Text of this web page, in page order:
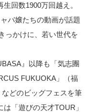
生回数1900万回越え。
バ嬢たちの動画が話題
っかけに、若い世代を
』以降も「気志團
FUKUOKA」（福
どのビッグフェスを筆
は「遊びの天才TOUR」